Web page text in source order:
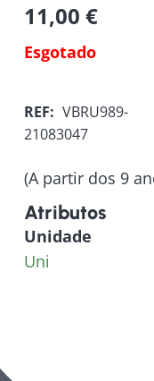
11,00 €
Esgotado
REF: VBRU989-
21083047
(A partir dos 9
Atributos
Unidade
Uni